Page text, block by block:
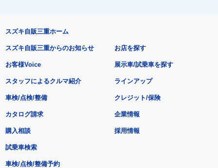
スズキ自販三重ホーム
スズキ自販三重からのお知らせ
お客様Voice
スタッフによるクルマ紹介
お店を探す
展示車/試乗車を探す
ラインアップ
車検/点検/整備 クレジット/保険
カタログ請求
購入相談
試乗車検索
車検/点検/整備予約
企業情報
採用情報